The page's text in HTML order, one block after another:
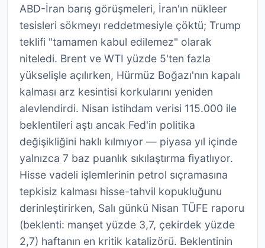
ABD-İran barış görüşmeleri, İran'ın nükleer
tesisleri sökmeyı reddetmesiyle çöktü; Trump
teklifi "tamamen kabul edilemez" olarak
niteledi. Brent ve WTI yüzde 5'ten fazla
yükselişle açılırken, Hürmüz Boğazı'nın kapalı
kalması arz kesintisi korkularını yeniden
alevlendirdi. Nisan istihdam verisi 115.000 ile
beklentileri aştı ancak Fed'in politika
değişikliğini haklı kılmıyor — piyasa yıl içinde
yalnızca 7 baz puanlık sıkılaştırma fiyatlıyor.
Hisse vadeli işlemlerinin petrol sıçramasına
tepkisiz kalması hisse-tahvil kopukluğunu
derinleştirirken, Salı günkü Nisan TÜFE raporu
(beklenti: manşet yüzde 3,7, çekirdek yüzde
2,7) haftanın en kritik katalizörü. Beklentinin